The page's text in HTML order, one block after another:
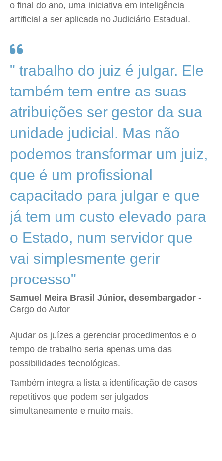
o final do ano, uma iniciativa em inteligência
artificial a ser aplicada no Judiciário Estadual.
" trabalho do juiz é julgar. Ele
também tem entre as suas
atribuições ser gestor da sua
unidade judicial. Mas não
podemos transformar um juiz,
que é um profissional
capacitado para julgar e que
já tem um custo elevado para
o Estado, num servidor que
vai simplesmente gerir
processo"
Samuel Meira Brasil Júnior, desembargador -
Cargo do Autor
Ajudar os juízes a gerenciar procedimentos e o
tempo de trabalho seria apenas uma das
possibilidades tecnológicas.
Também integra a lista a identificação de casos
repetitivos que podem ser julgados
simultaneamente e muito mais.